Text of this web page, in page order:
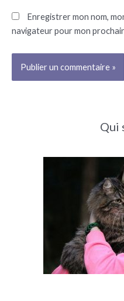
Enregistrer mon nom,
navigateur pour mon
Qui